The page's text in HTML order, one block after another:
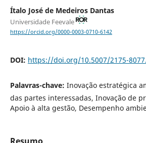
Ítalo José de Medeiros Dantas
Universidade Feevale
https://orcid.org/0000-0003-0710-6142
DOI: https://doi.org/10.5007/2175-
Palavras-chave: Inovação estratégica
das partes interessadas, Inovação de
Apoio à alta gestão, Desempenho
Resumo